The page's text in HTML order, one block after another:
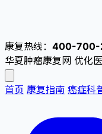
康复热线： 400-700-
华夏肿瘤康复网 优化
首页 康复指南 癌症科